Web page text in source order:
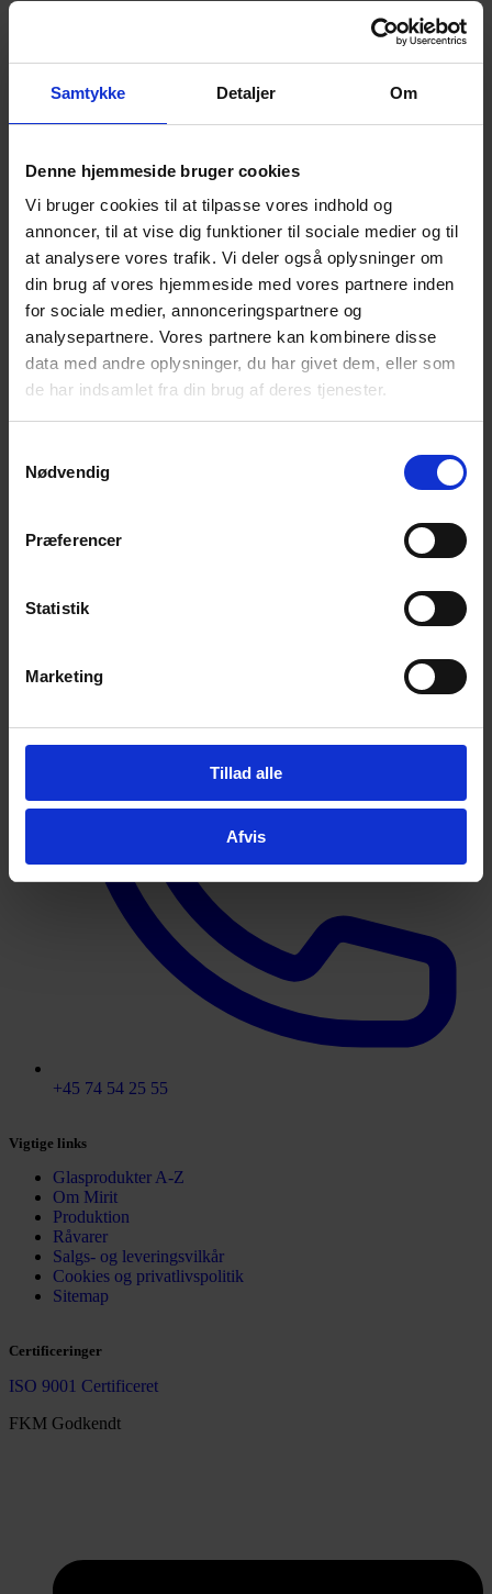
Samtykke Detaljer Om
Denne hjemmeside bruger cookies
Vi bruger cookies til at tilpasse vores indhold og
annoncer, til at vise dig funktioner til sociale medier og til
at analysere vores trafik. Vi deler også oplysninger om
din brug af vores hjemmeside med vores partnere inden
for sociale medier, annonceringspartnere og
analysepartnere. Vores partnere kan kombinere disse
data med andre oplysninger, du har givet dem, eller som
de har indsamlet fra din brug af deres tjenester.
Nødvendig
Præferencer
Statistik
Marketing
Tillad alle
Afvis
CVR-nummer: 31170508
Produktion
+45 74 54 25 55
Vigtige links
Glasprodukter A-Z
Om Mirit
Produktion
Råvarer
Salgs- og leveringsvilkår
Cookies og privatlivspolitik
Sitemap
Certificeringer
ISO 9001 Certificeret
FKM Godkendt